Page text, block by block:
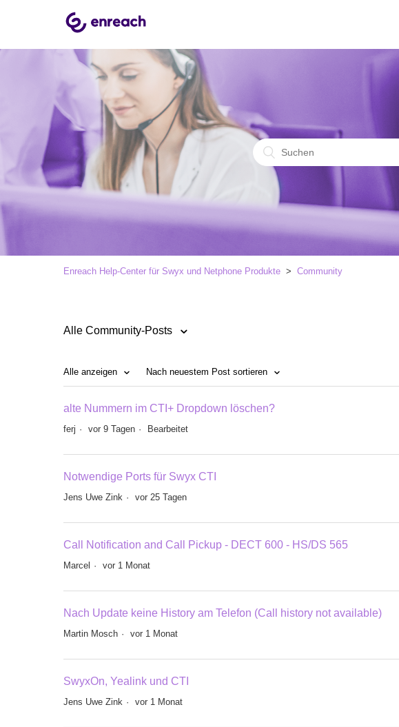
Enreach Help-Center für Swyx und Netphone Produkte Community
Alle Community-Posts
Alle anzeigen Nach neuestem Post sortieren
alte Nummern im CTI+ Dropdown löschen?
ferj vor 9 Tagen Bearbeitet
Notwendige Ports für Swyx CTI
Jens Uwe Zink vor 25 Tagen
Call Notification and Call Pickup - DECT 600 - HS/DS 565
Marcel vor 1 Monat
Nach Update keine History am Telefon (Call history not available)
Martin Mosch vor 1 Monat
SwyxOn, Yealink und CTI
Jens Uwe Zink vor 1 Monat